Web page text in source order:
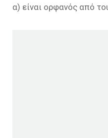
α) είναι ορφανός από